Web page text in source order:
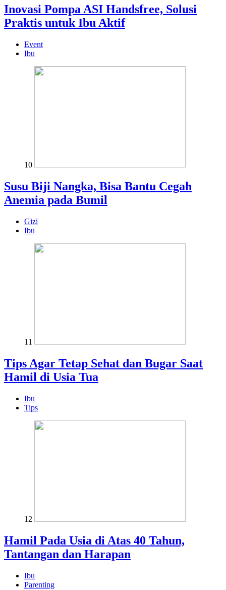
Inovasi Pompa ASI Handsfree, Solusi
Praktis untuk Ibu Aktif
Event
Ibu
10
Susu Biji Nangka, Bisa Bantu Cegah
Anemia pada Bumil
Gizi
Ibu
11
Tips Agar Tetap Sehat dan Bugar Saat
Hamil di Usia Tua
Ibu
Tips
12
Hamil Pada Usia di Atas 40 Tahun,
Tantangan dan Harapan
Ibu
Parenting